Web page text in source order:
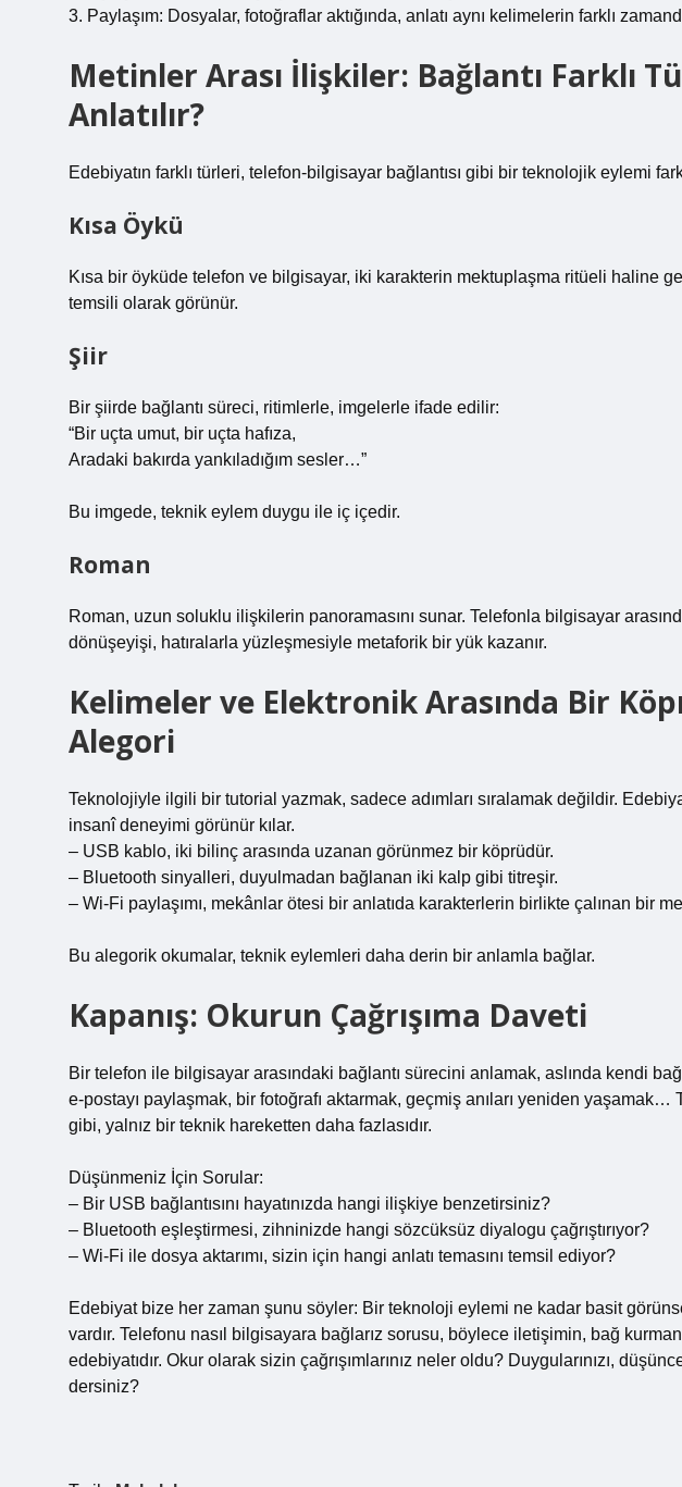
3. Paylaşım: Dosyalar, fotoğraflar aktığında, anlatı aynı kelimelerin farklı
Metinler Arası İlişkiler: Bağlantı Farklı
Anlatılır?
Edebiyatın farklı türleri, telefon‑bilgisayar bağlantısı gibi bir teknolojik eylemi
Kısa Öykü
Kısa bir öyküde telefon ve bilgisayar, iki karakterin mektuplaşma ritüeli haline
temsili olarak görünür.
Şiir
Bir şiirde bağlantı süreci, ritimlerle, imgelerle ifade edilir:
“Bir uçta umut, bir uçta hafıza,
Aradaki bakırda yankıladığım sesler…”
Bu imgede, teknik eylem duygu ile iç içedir.
Roman
Roman, uzun soluklu ilişkilerin panoramasını sunar. Telefonla bilgisayar
dönüşeyişi, hatıralarla yüzleşmesiyle metaforik bir yük kazanır.
Kelimeler ve Elektronik Arasında Bir
Alegori
Teknolojiyle ilgili bir tutorial yazmak, sadece adımları sıralamak değildir.
insanî deneyimi görünür kılar.
– USB kablo, iki bilinç arasında uzanan görünmez bir köprüdür.
– Bluetooth sinyalleri, duyulmadan bağlanan iki kalp gibi titreşir.
– Wi‑Fi paylaşımı, mekânlar ötesi bir anlatıda karakterlerin birlikte çalınan bir
Bu alegorik okumalar, teknik eylemleri daha derin bir anlamla bağlar.
Kapanış: Okurun Çağrışıma Daveti
Bir telefon ile bilgisayar arasındaki bağlantı sürecini anlamak, aslında kendi
e‑postayı paylaşmak, bir fotoğrafı aktarmak, geçmiş anıları yeniden
gibi, yalnız bir teknik hareketten daha fazlasıdır.
Düşünmeniz İçin Sorular:
– Bir USB bağlantısını hayatınızda hangi ilişkiye benzetirsiniz?
– Bluetooth eşleştirmesi, zihninizde hangi sözcüksüz diyalogu çağrıştırıyor?
– Wi‑Fi ile dosya aktarımı, sizin için hangi anlatı temasını temsil ediyor?
Edebiyat bize her zaman şunu söyler: Bir teknoloji eylemi ne kadar basit
vardır. Telefonu nasıl bilgisayara bağlarız sorusu, böylece iletişimin, bağ
edebiyatıdır. Okur olarak sizin çağrışımlarınız neler oldu? Duygularınızı,
dersiniz?